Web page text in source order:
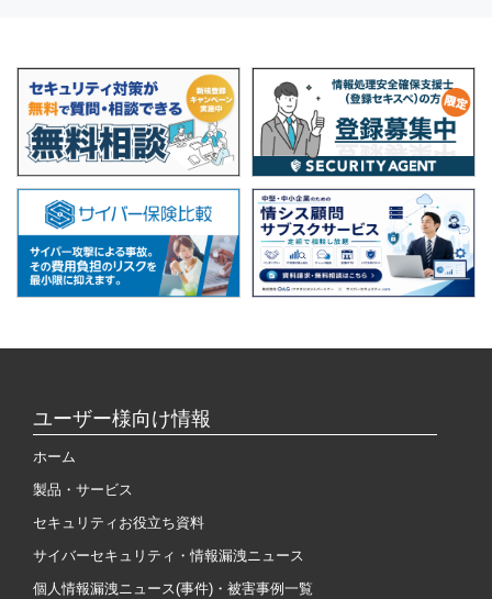
ユーザー様向け情報
ホーム
製品・サービス
セキュリティお役立ち資料
サイバーセキュリティ・情報漏洩ニュース
個人情報漏洩ニュース(事件)・被害事例一覧